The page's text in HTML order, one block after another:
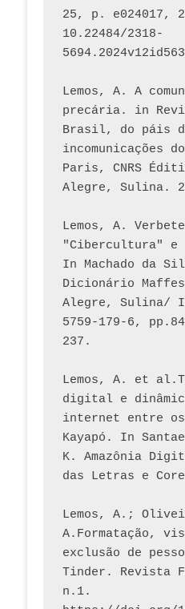
25, p. e024017,
10.22484/2318-
Lemos, A. A
precária. in
Brasil, do páis
incomunicações
Paris, CNRS
Lemos, A.
"Cibercultura" e
In Machado da
Dicionário
Alegre, Sulina/
5759-179-6,
237.
Lemos, A. et
digital e
internet entre os
Kayapó. In
K. Amazônia
das Letras e
Lemos, A.;
A.Formatação,
exclusão de
Tinder. Revista
n.1.